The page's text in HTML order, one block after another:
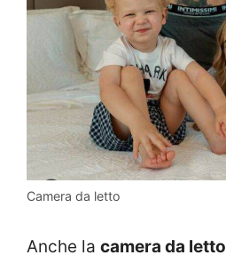
Camera da letto
Anche la camera da letto